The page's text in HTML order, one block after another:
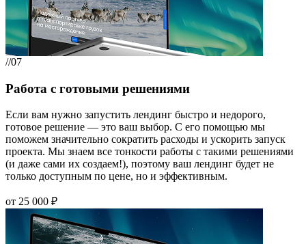
//07
Работа с готовыми решениями
Если вам нужно запустить лендинг быстро и недорого,
готовое решение — это ваш выбор. С его помощью мы
поможем значительно сократить расходы и ускорить запуск
проекта. Мы знаем все тонкости работы с такими решениями
(и даже сами их создаем!), поэтому ваш лендинг будет не
только доступным по цене, но и эффективным.
от 25 000 ₽